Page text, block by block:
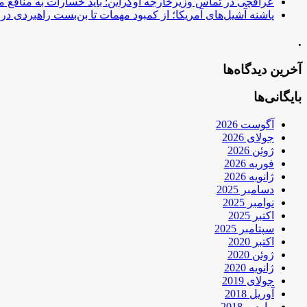
پاشنه آشیل‌های آمریکا؛ از کمبود مهمات تا بن‌بست راهبردی در
.
آخرین دیدگاه‌ها
بایگانی‌ها
آگوست 2026
جولای 2026
ژوئن 2026
فوریه 2026
ژانویه 2026
دسامبر 2025
نوامبر 2025
اکتبر 2025
سپتامبر 2025
اکتبر 2020
ژوئن 2020
ژانویه 2020
جولای 2019
آوریل 2018